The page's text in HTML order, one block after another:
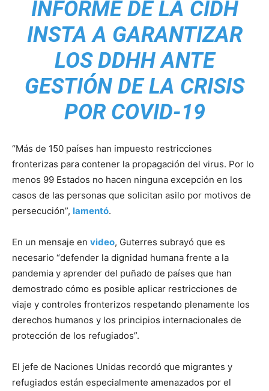
INFORME DE LA CIDH
INSTA A GARANTIZAR
LOS DDHH ANTE
GESTIÓN DE LA CRISIS
POR COVID-19
“Más de 150 países han impuesto restricciones
fronterizas para contener la propagación del virus. Por lo
menos 99 Estados no hacen ninguna excepción en los
casos de las personas que solicitan asilo por motivos de
persecución”, lamentó.
En un mensaje en video, Guterres subrayó que es
necesario “defender la dignidad humana frente a la
pandemia y aprender del puñado de países que han
demostrado cómo es posible aplicar restricciones de
viaje y controles fronterizos respetando plenamente los
derechos humanos y los principios internacionales de
protección de los refugiados”.
El jefe de Naciones Unidas recordó que migrantes y
refugiados están especialmente amenazados por el